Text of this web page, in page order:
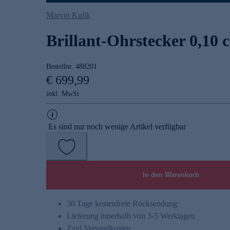
Marvin Kulik
Brillant-Ohrstecker 0,10
Bestellnr. 488201
€ 699,99
inkl. MwSt.
Es sind nur noch wenige Artikel verfügbar
In den Warenkorb
30 Tage kostenfreie Rücksendung
Lieferung innerhalb von 3-5 Werktagen